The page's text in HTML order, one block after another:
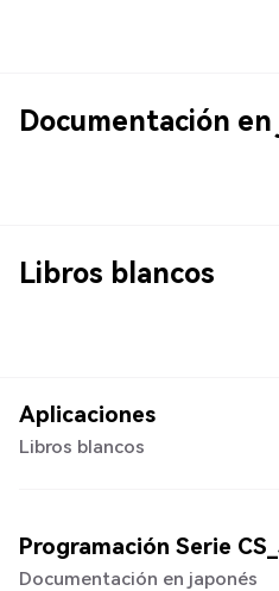
Documentación
Libros blancos
Aplicaciones
Libros blancos
Programación Serie
Documentación en japonés